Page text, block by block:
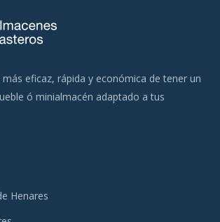
eficaz, rápida y económica de tener un
ó minialmacén adaptado a tus
Henares